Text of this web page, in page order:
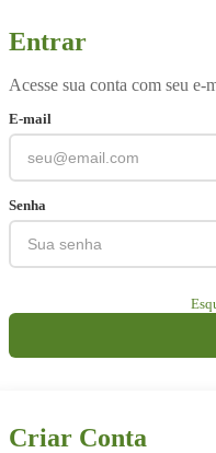
Entrar
Acesse sua conta com seu e-
E-mail
Senha
Criar Conta